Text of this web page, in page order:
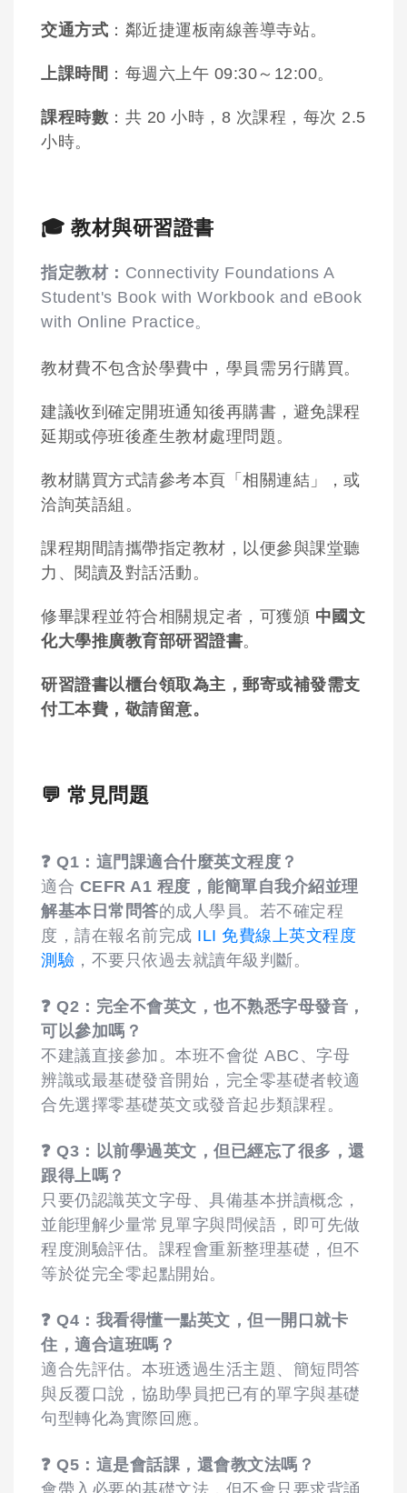
交通方式 ：鄰近捷運板南線善導寺站。
上課時間 ：每週六上午 09:30～12:00。
課程時數 ：共 20 小時，8 次課程，每次 2.5
小時。
🎓 教材與研習證書
指定教材： Connectivity Foundations A
Student's Book with Workbook and eBook
with Online Practice。
教材費不包含於學費中，學員需另行購買。
建議收到確定開班通知後再購書，避免課程
延期或停班後產生教材處理問題。
教材購買方式請參考本頁「相關連結」，或
洽詢英語組。
課程期間請攜帶指定教材，以便參與課堂聽
力、閱讀及對話活動。
修畢課程並符合相關規定者，可獲頒 中國文
化大學推廣教育部研習證書。
研習證書以櫃台領取為主，郵寄或補發需支
付工本費，敬請留意。
💬 常見問題
❓ Q1：這門課適合什麼英文程度？
適合 CEFR A1 程度，能簡單自我介紹並理
解基本日常問答的成人學員。若不確定程
度，請在報名前完成 ILI 免費線上英文程度
測驗 ，不要只依過去就讀年級判斷。
❓ Q2：完全不會英文，也不熟悉字母發音，
可以參加嗎？
不建議直接參加。本班不會從 ABC、字母
辨識或最基礎發音開始，完全零基礎者較適
合先選擇零基礎英文或發音起步類課程。
❓ Q3：以前學過英文，但已經忘了很多，還
跟得上嗎？
只要仍認識英文字母、具備基本拼讀概念，
並能理解少量常見單字與問候語，即可先做
程度測驗評估。課程會重新整理基礎，但不
等於從完全零起點開始。
❓ Q4：我看得懂一點英文，但一開口就卡
住，適合這班嗎？
適合先評估。本班透過生活主題、簡短問答
與反覆口說，協助學員把已有的單字與基礎
句型轉化為實際回應。
❓ Q5：這是會話課，還會教文法嗎？